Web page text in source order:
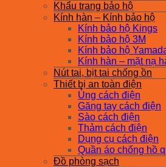
Khẩu trang bảo hộ
Kính hàn – Kính bảo hộ
Kính bảo hộ Kings
Kính bảo hộ 3M
Kính bảo hộ
Kính hàn – mặt nạ
Nút tai, bịt tai chống ồn
Thiết bị an toàn điện
Ủng cách điện
Găng tay cách điện
Sào cách điện
Thảm cách điện
Dụng cụ cách điện
Quần áo chống hồ
Đồ phòng sạch